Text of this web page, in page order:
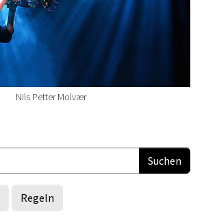
Nils Petter Molvær
Regeln